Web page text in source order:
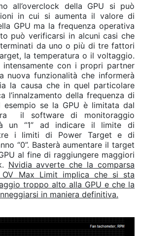
all’overclock della GPU si può
in cui si aumenta il valore di
GPU ma la frequenza operativa
può verificarsi in alcuni casi che
da uno o più di tre fattori
la temperatura o il voltaggio.
con i propri partner
nuova funzionalità che informerà
la causa che in quel particolare
l’innalzamento della frequenza di
esempio se la GPU è limitata dal
il software di monitoraggio
un “1” ad indicare il limite di
i limiti di Power Target e di
“0”. Basterà aumentare il target
al fine di raggiungere maggiori
Nvidia avverte che la comparsa
OV Max Limit implica che si sta
troppo alto alla GPU e che la
in maniera definitiva.